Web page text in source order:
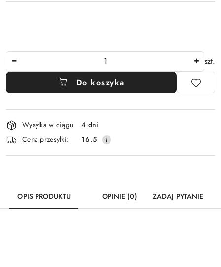
szt.
Do koszyka
Dostępność
i
dostawa
Wysyłka w ciągu:
4 dni
Cena przesyłki:
16.5
OPIS PRODUKTU OPINIE (0) ZADAJ PYTANIE